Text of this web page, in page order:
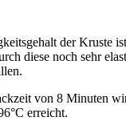
der Kruste
diese noch sehr
von 8 Minuten
erreicht.